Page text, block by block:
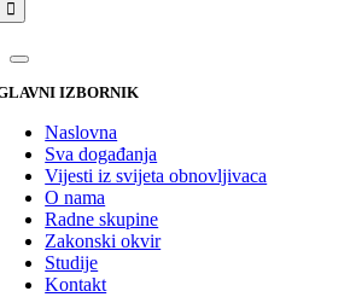
IZBORNIK
Naslovna
Sva događanja
Vijesti iz svijeta obnovljivaca
O nama
Radne skupine
Zakonski okvir
Studije
Kontakt